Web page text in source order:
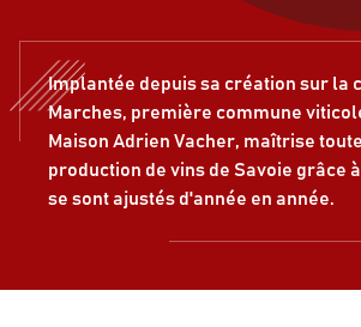
Implantée depuis sa création sur la
Marches, première commune
Maison Adrien Vacher, maîtrise
production de vins de Savoie grâce
se sont ajustés d'année en année.